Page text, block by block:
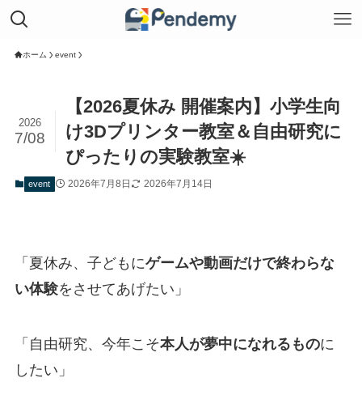
ホーム event
【2026夏休み 開催案内】小学生向
け3Dプリンター教室＆自由研究に
ぴったりの実験教室☀️
2026
7/08
event 2026年7月8日 2026年7月14日
「夏休み、子どもにゲームや動画だけで終わらな
い体験をさせてあげたい」
「自由研究、今年こそ本人が夢中になれるものに
したい」